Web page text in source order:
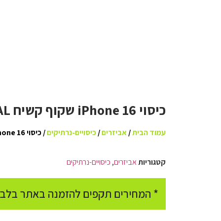
כיסוי iPhone 16 שקוף קשיח GRIP CRYSTAL
עמוד הבית/אביזרים/כיסויים-נרתיקים/ כיסוי iPhone 16 שקוף קשיח GRIP CRYSTAL
קטגוריותאביזרים, כיסויים-נרתיקים
* המחירים תקפים להזמנה באתר